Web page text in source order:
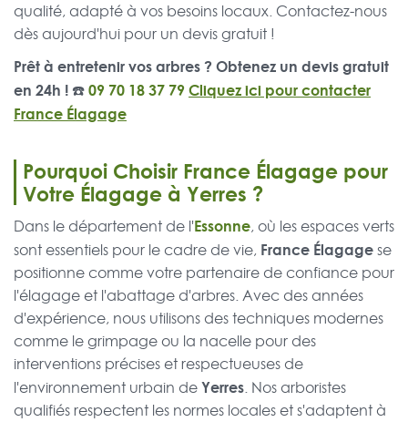
qualité, adapté à vos besoins locaux. Contactez-nous
dès aujourd'hui pour un devis gratuit !
Prêt à entretenir vos arbres ? Obtenez un devis gratuit
en 24h ! ☎️09 70 18 37 79Cliquez ici pour contacter
France Élagage
Pourquoi Choisir France Élagage pour
Votre Élagage à Yerres ?
Dans le département de l'Essonne, où les espaces verts
sont essentiels pour le cadre de vie, France Élagagese
positionne comme votre partenaire de confiance pour
l'élagage et l'abattage d'arbres. Avec des années
d'expérience, nous utilisons des techniques modernes
comme le grimpage ou la nacelle pour des
interventions précises et respectueuses de
l'environnement urbain deYerres. Nos arboristes
qualifiés respectent les normes locales et s'adaptent à